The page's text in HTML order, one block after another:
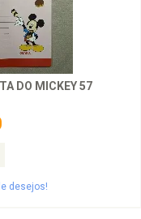
DO MICKEY 57
desejos!